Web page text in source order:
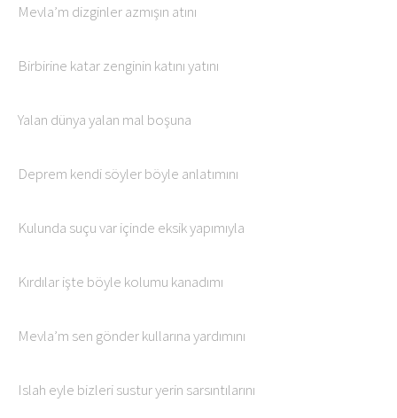
Mevla’m dizginler azmışın atını
Birbirine katar zenginin katını yatını
Yalan dünya yalan mal boşuna
Deprem kendi söyler böyle anlatımını
Kulunda suçu var içinde eksik yapımıyla
Kırdılar işte böyle kolumu kanadımı
Mevla’m sen gönder kullarına yardımını
Islah eyle bizleri sustur yerin sarsıntılarını